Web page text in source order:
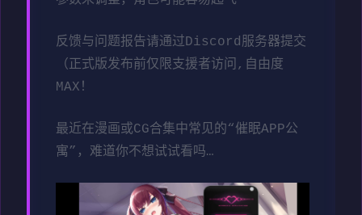
反馈与问题报告请通过Discord服务器提交
（正式版发布前仅限支援者访问,自由度
MAX！
最近在漫画或CG合集中常见的“催眠APP公
寓”，难道你不想试试看吗…